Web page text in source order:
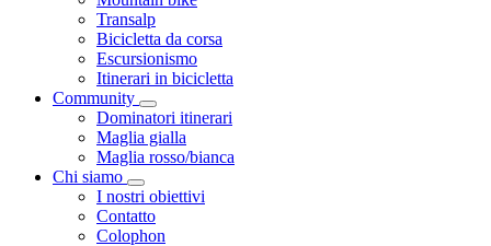
Transalp
Bicicletta da corsa
Escursionismo
Itinerari in bicicletta
Community
Dominatori itinerari
Maglia gialla
Maglia rosso/bianca
Chi siamo
I nostri obiettivi
Contatto
Colophon